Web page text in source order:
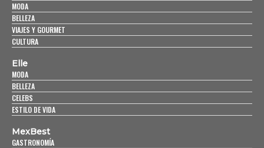
MODA
BELLEZA
VIAJES Y GOURMET
CULTURA
Elle
MODA
BELLEZA
CELEBS
ESTILO DE VIDA
MexBest
GASTRONOMÍA